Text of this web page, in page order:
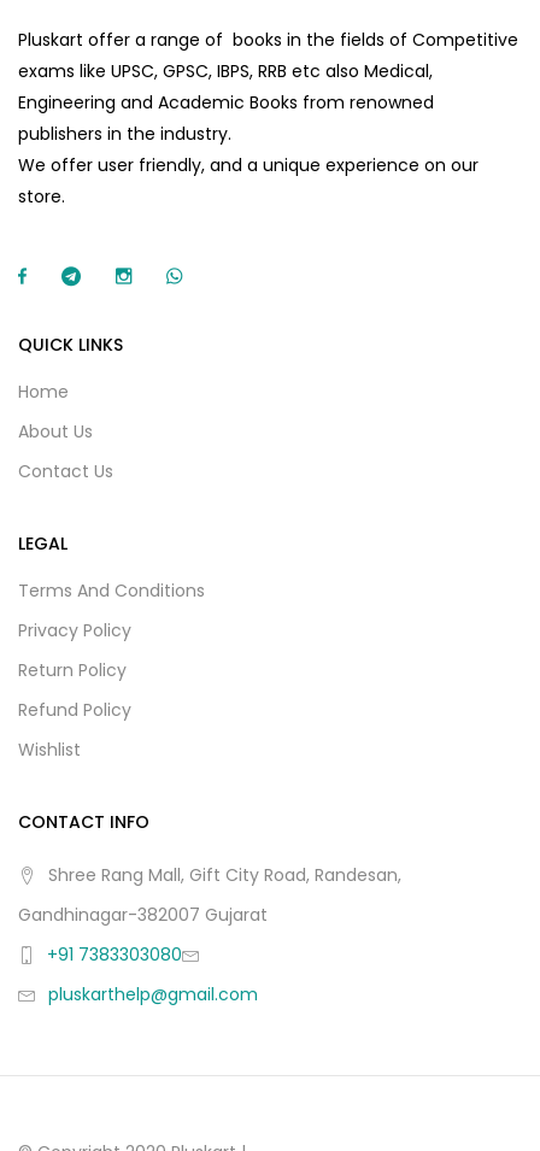
Pluskart offer a range of books in the fields of Competitive
exams like UPSC, GPSC, IBPS, RRB etc also Medical,
Engineering and Academic Books from renowned
publishers in the industry.
We offer user friendly, and a unique experience on our
store.
QUICK LINKS
Home
About Us
Contact Us
LEGAL
Terms And Conditions
Privacy Policy
Return Policy
Refund Policy
Wishlist
CONTACT INFO
Shree Rang Mall, Gift City Road, Randesan,
Gandhinagar-382007 Gujarat
+91 7383303080
pluskarthelp@gmail.com